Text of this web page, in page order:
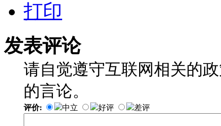
打印
发表评论
请自觉遵守互联网相关的
的言论。
评价: 中立 好评 差评